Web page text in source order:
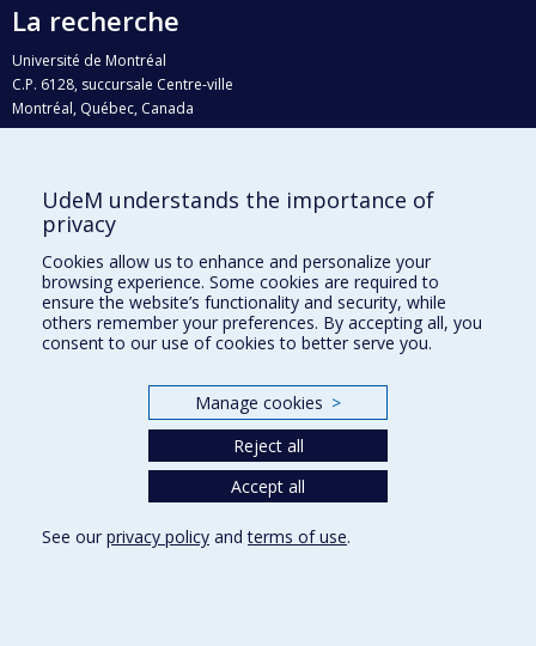
La recherche
Université de Montréal
C.P. 6128, succursale Centre-ville
Montréal, Québec, Canada
H3C 3J7
Qui fait quoi?
Nous trouver
Plan du site
Accessibilité
UdeM understands the importance of
privacy
Cookies allow us to enhance and personalize your
browsing experience. Some cookies are required to
ensure the website’s functionality and security, while
others remember your preferences. By accepting all, you
consent to our use of cookies to better serve you.
Manage cookies >
Reject all
Accept all
See our privacy policy andterms of use.